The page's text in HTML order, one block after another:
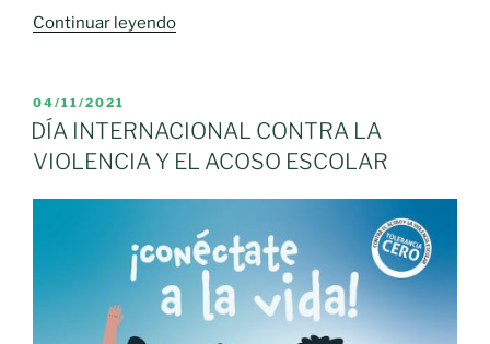
Continuar leyendo«Día
bullying
o
escolar:
crecen
los
casos
de
PUBLICADO
EL
04/11/2021
DÍA INTERNACIONAL CONTRA LA
VIOLENCIA Y EL ACOSO ESCOLAR